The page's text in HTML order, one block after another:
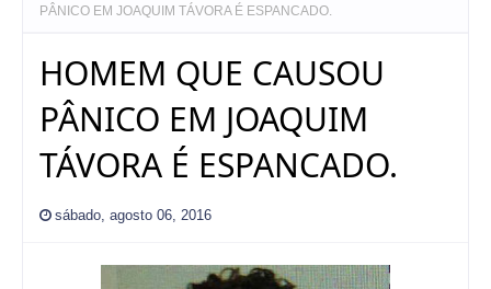
PÂNICO EM JOAQUIM TÁVORA É ESPANCADO.
HOMEM QUE CAUSOU
PÂNICO EM JOAQUIM
TÁVORA É ESPANCADO.
sábado, agosto 06, 2016